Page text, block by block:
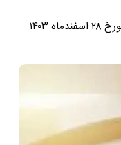
آخرین روز کاری سال ۱۴۰۳ برای بانک‌های عضو شورای هماهنگی بانک‌های دولتی و نیمه دولتی، روز سه شنبه مورخ ۲۸ اسفندماه ۱۴۰۳